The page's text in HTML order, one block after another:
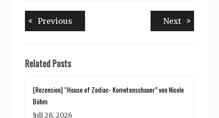
Beitragsnavigation
Previous NextNext
Related Posts
[Rezension] “House of Zodiac- Kometenschauer” von Nicole
Böhm
Juli 28, 2026